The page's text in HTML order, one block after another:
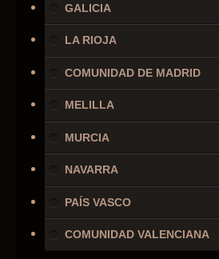
GALICIA
LA RIOJA
COMUNIDAD DE MADRID
MELILLA
MURCIA
NAVARRA
PAÍS VASCO
COMUNIDAD VALENCIANA